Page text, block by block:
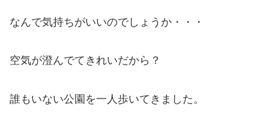
なんで気持ちがいいのでしょうか・・・
空気が澄んでてきれいだから？
誰もいない公園を一人歩いてきました。